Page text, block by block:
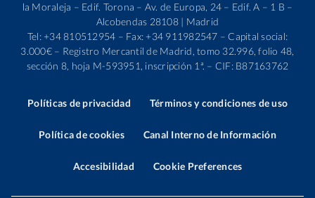
la Moraleja – Edif. Torona – Av. de Europa, 24 – Edif. A – 1 B –
Alcobendas 28108 | Madrid
Tel: +34 810512954 – Fax: +34 911982547 – Capital social:
3.000€ – Registro Mercantil de Madrid, tomo 32.996, folio 48,
sección 8, hoja M-593951, inscripción 1ª. – CIF: B87163762
Políticas de privacidad Términos y condiciones de uso
Política de cookies Canal Interno de Información
Accesibilidad Cookie Preferences